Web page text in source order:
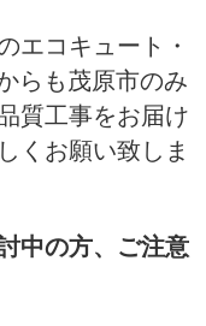
エコキュート・
らも茂原市のみ
質工事をお届け
くお願い致しま
中の方、ご注意